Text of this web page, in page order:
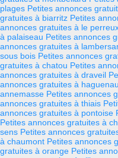
plages Petites annonces
gratuites à biarritz Petites
annonces gratuites à le
à palaiseau Petites annonces
annonces gratuites à
sous bois Petites annonces
gratuites à chatou Petites
annonces gratuites à draveil
annonces gratuites à haguenau
annemasse Petites annonces
annonces gratuites à thiais
annonces gratuites à pontoise
Petites annonces gratuites à
sens Petites annonces
à chaumont Petites annonces
gratuites à orange Petites